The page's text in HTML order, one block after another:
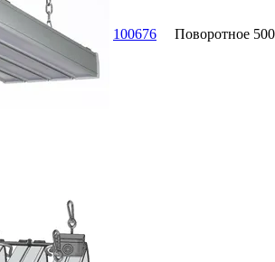
100676 Поворотное